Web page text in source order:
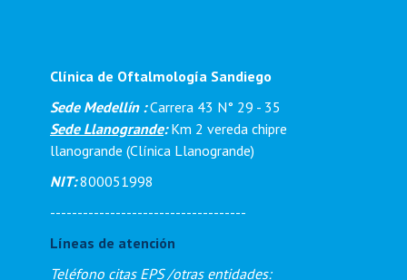
Clínica de Oftalmología Sandiego
Sede Medellín : Carrera 43 N° 29 - 35
Sede Llanogrande:Km 2 vereda chipre
llanogrande (Clínica Llanogrande)
NIT:800051998
------------------------------------
Líneas de atención
Teléfono citas EPS /otras entidades: